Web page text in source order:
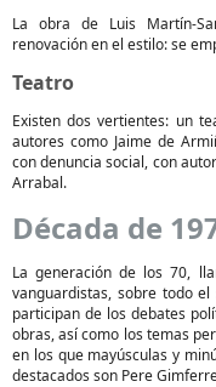
La obra de Luis Martín-
renovación en el estilo: se
Teatro
Existen dos vertientes: un
autores como Jaime de
con denuncia social, con
Arrabal.
Década de
La generación de los 70,
vanguardistas, sobre todo
participan de los debates
obras, así como los temas
en los que mayúsculas y
destacados son Pere